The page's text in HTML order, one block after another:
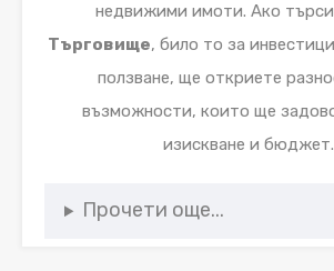
недвижими имоти. Ако
Търговище, било то за
ползване, ще откриете
възможности, които ще
изискване и бюджет.
Прочети още...